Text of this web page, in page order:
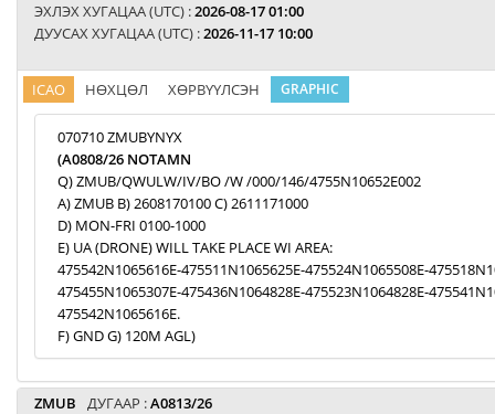
ЭХЛЭХ ХУГАЦАА (UTC) :2026-08-17 01:00
ДУУСАХ ХУГАЦАА (UTC) :2026-11-17 10:00
ICAO НӨХЦӨЛ ХӨРВҮҮЛСЭН GRAPHIC
070710 ZMUBYNYX
(A0808/26 NOTAMN
Q) ZMUB/QWULW/IV/BO /W /000/146/4755N10652E002
A) ZMUB B) 2608170100 C) 2611171000
D) MON-FRI 0100-1000
E) UA (DRONE) WILL TAKE PLACE WI AREA:
475542N1065616E-475511N1065625E-475524N1065508E-
475455N1065307E-475436N1064828E-475523N1064828E-
475542N1065616E.
F) GND G) 120M AGL)
ZMUB ДУГААР :A0813/26